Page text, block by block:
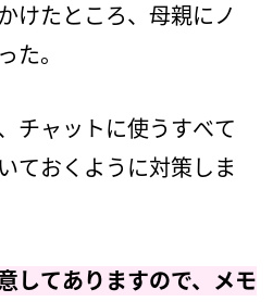
けたところ、母親にノ
た。
チャットに使うすべて
ておくように対策しま
してありますので、メモ